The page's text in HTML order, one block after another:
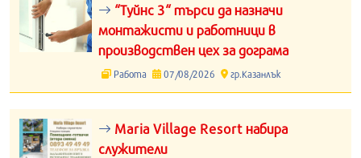
“Туйнс 3“ търси да назначи
монтажисти и работници в
производствен цех за дограма
Работа 07/08/2026 гр.Казанлък
Maria Village Resort набира
служители